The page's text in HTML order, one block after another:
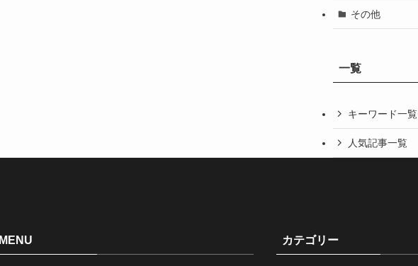
その他
一覧
キーワード一覧
人気記事一覧
MENU カテゴリー